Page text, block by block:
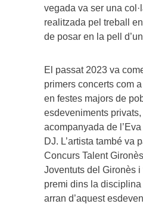
vegada va ser una
realitzada pel treball
de posar en la pell
El passat 2023 va
primers concerts com
en festes majors de
esdeveniments privats,
acompanyada de
DJ. L’artista també va
Concurs Talent
Joventuts del Gironès i
premi dins la
arran d’aquest